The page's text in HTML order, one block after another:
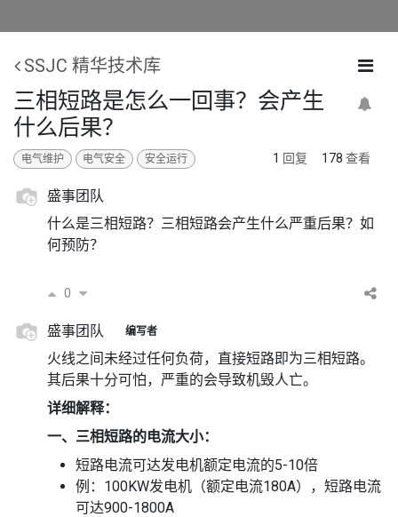
SSJC 精华技术库
三相短路是怎么一回事？会产生
什么后果？
电气维护 电气安全 安全运行 1 回复 178 查看
盛事团队
什么是三相短路？三相短路会产生什么严重后果？如
何预防？
0
盛事团队 编写者
火线之间未经过任何负荷，直接短路即为三相短路。
其后果十分可怕，严重的会导致机毁人亡。
详细解释：
一、三相短路的电流大小：
短路电流可达发电机额定电流的5-10倍
例：100KW发电机（额定电流180A），短路电流
可达900-1800A